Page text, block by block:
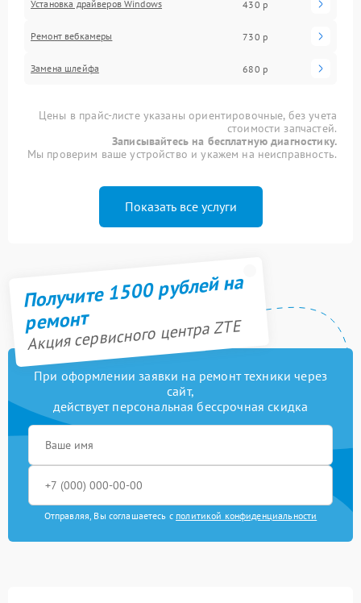
Установка драйверов Windows 430 р
Ремонт вебкамеры 730 р
Замена шлейфа 680 р
Цены в прайс-листе указаны ориентировочные, без учета
стоимости запчастей.
Записывайтесь на бесплатную диагностику.
Мы проверим ваше устройство и укажем на неисправность.
Показать все услуги
Получите 1500 рублей на
ремонт
Акция сервисного центра ZTE
При оформлении заявки на ремонт техники через
сайт,
действует персональная бессрочная скидка
Отправляя, Вы соглашаетесь с политикой конфиденциальности